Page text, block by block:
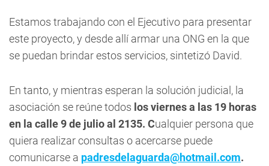
Estamos trabajando con el Ejecutivo para presentar
este proyecto, y desde allí armar una ONG en la que
se puedan brindar estos servicios, sintetizó David.
En tanto, y mientras esperan la solución judicial, la
asociación se reúne todos los viernes a las 19 horas
en la calle 9 de julio al 2135. Cualquier persona que
quiera realizar consultas o acercarse puede
comunicarse a padresdelaguarda@hotmail.com.